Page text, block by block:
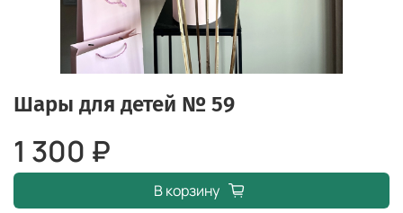
Шары для детей № 59
1 300 ₽
В корзину